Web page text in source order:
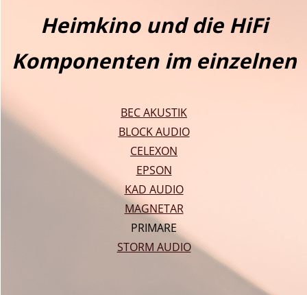
Heimkino und die HiFi
Komponenten im einzelnen
BEC AKUSTIK
BLOCK AUDIO
CELEXON
EPSON
KAD AUDIO
MAGNETAR
PRIMARE
STORM AUDIO